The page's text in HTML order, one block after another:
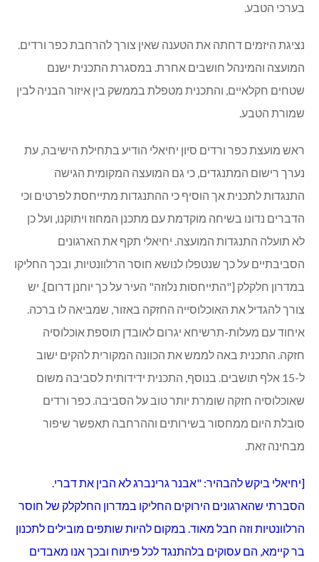
בערכי הטבע.
נציגת היזמים דחתה את הטענה שאין צורך להרחבת כפר ורדים.
המועצה והמינהל חושבים אחרת. במסגרת התכנית ישנם
שטחים חקלאיים, והתכנית מטפלת בממשק בין איזור הבניה לבין
שמורת הטבע.
ראש מועצת כפר ורדים סיון יחיאלי הודיע בתחילת הישיבה, עת
נערך רישום המתנגדים, כי גם המועצה המקומית הגישה
התנגדות לתכנית אך הוסיף כי ההתנגדות מתייחסת לפרטים וכי
הדברים נדונו בשיחה מוקדמת עם מתכנן המחוז ויתוקנו, ועל כן
לא תועלה התנגדות המועצה. יחיאלי תקף את הארגונים
הסביבתיים על כך שנטפלו לנושא חוסר הרלוונטיות, ובכך החליקו
במדרון חלקלק ["התייחסות נלוזה" העיר על כך יוחנן דרום]. יש
צורך להגדיל את האוכלוסייה החזקה באזור, שמביאה לו ברכה.
איחוד עם מעלות-תרשיחא יגרום לאובדן תוספת אוכלוסיה
חזקה. התכנית באה לממש את הכוונה המקורית להקים ישוב
ל-15 אלף תושבים. בנוסף, התכנית ידידותית לסביבה משום
שאוכלוסיה חזקה שומרת יותר טוב על הסביבה. כפר ורדים
סובלת היום ממחסור בשירותים וההרחבה תאפשר שיפור
מבחינה זאת.
[יחיאלי ביקש להבהיר: "אבנר גרינברג לא הבין את דברי.
הסברתי שהארגונים הירוקים החליקו במדרון החלקלק של חוסר
הרלוונטיות וזה חבל מאוד. במקום להיות שותפים מובילים לתכנון
בר קיימא, הם עסוקים בלהתנגד לכל פיתוח ובכך אנו מאבדים